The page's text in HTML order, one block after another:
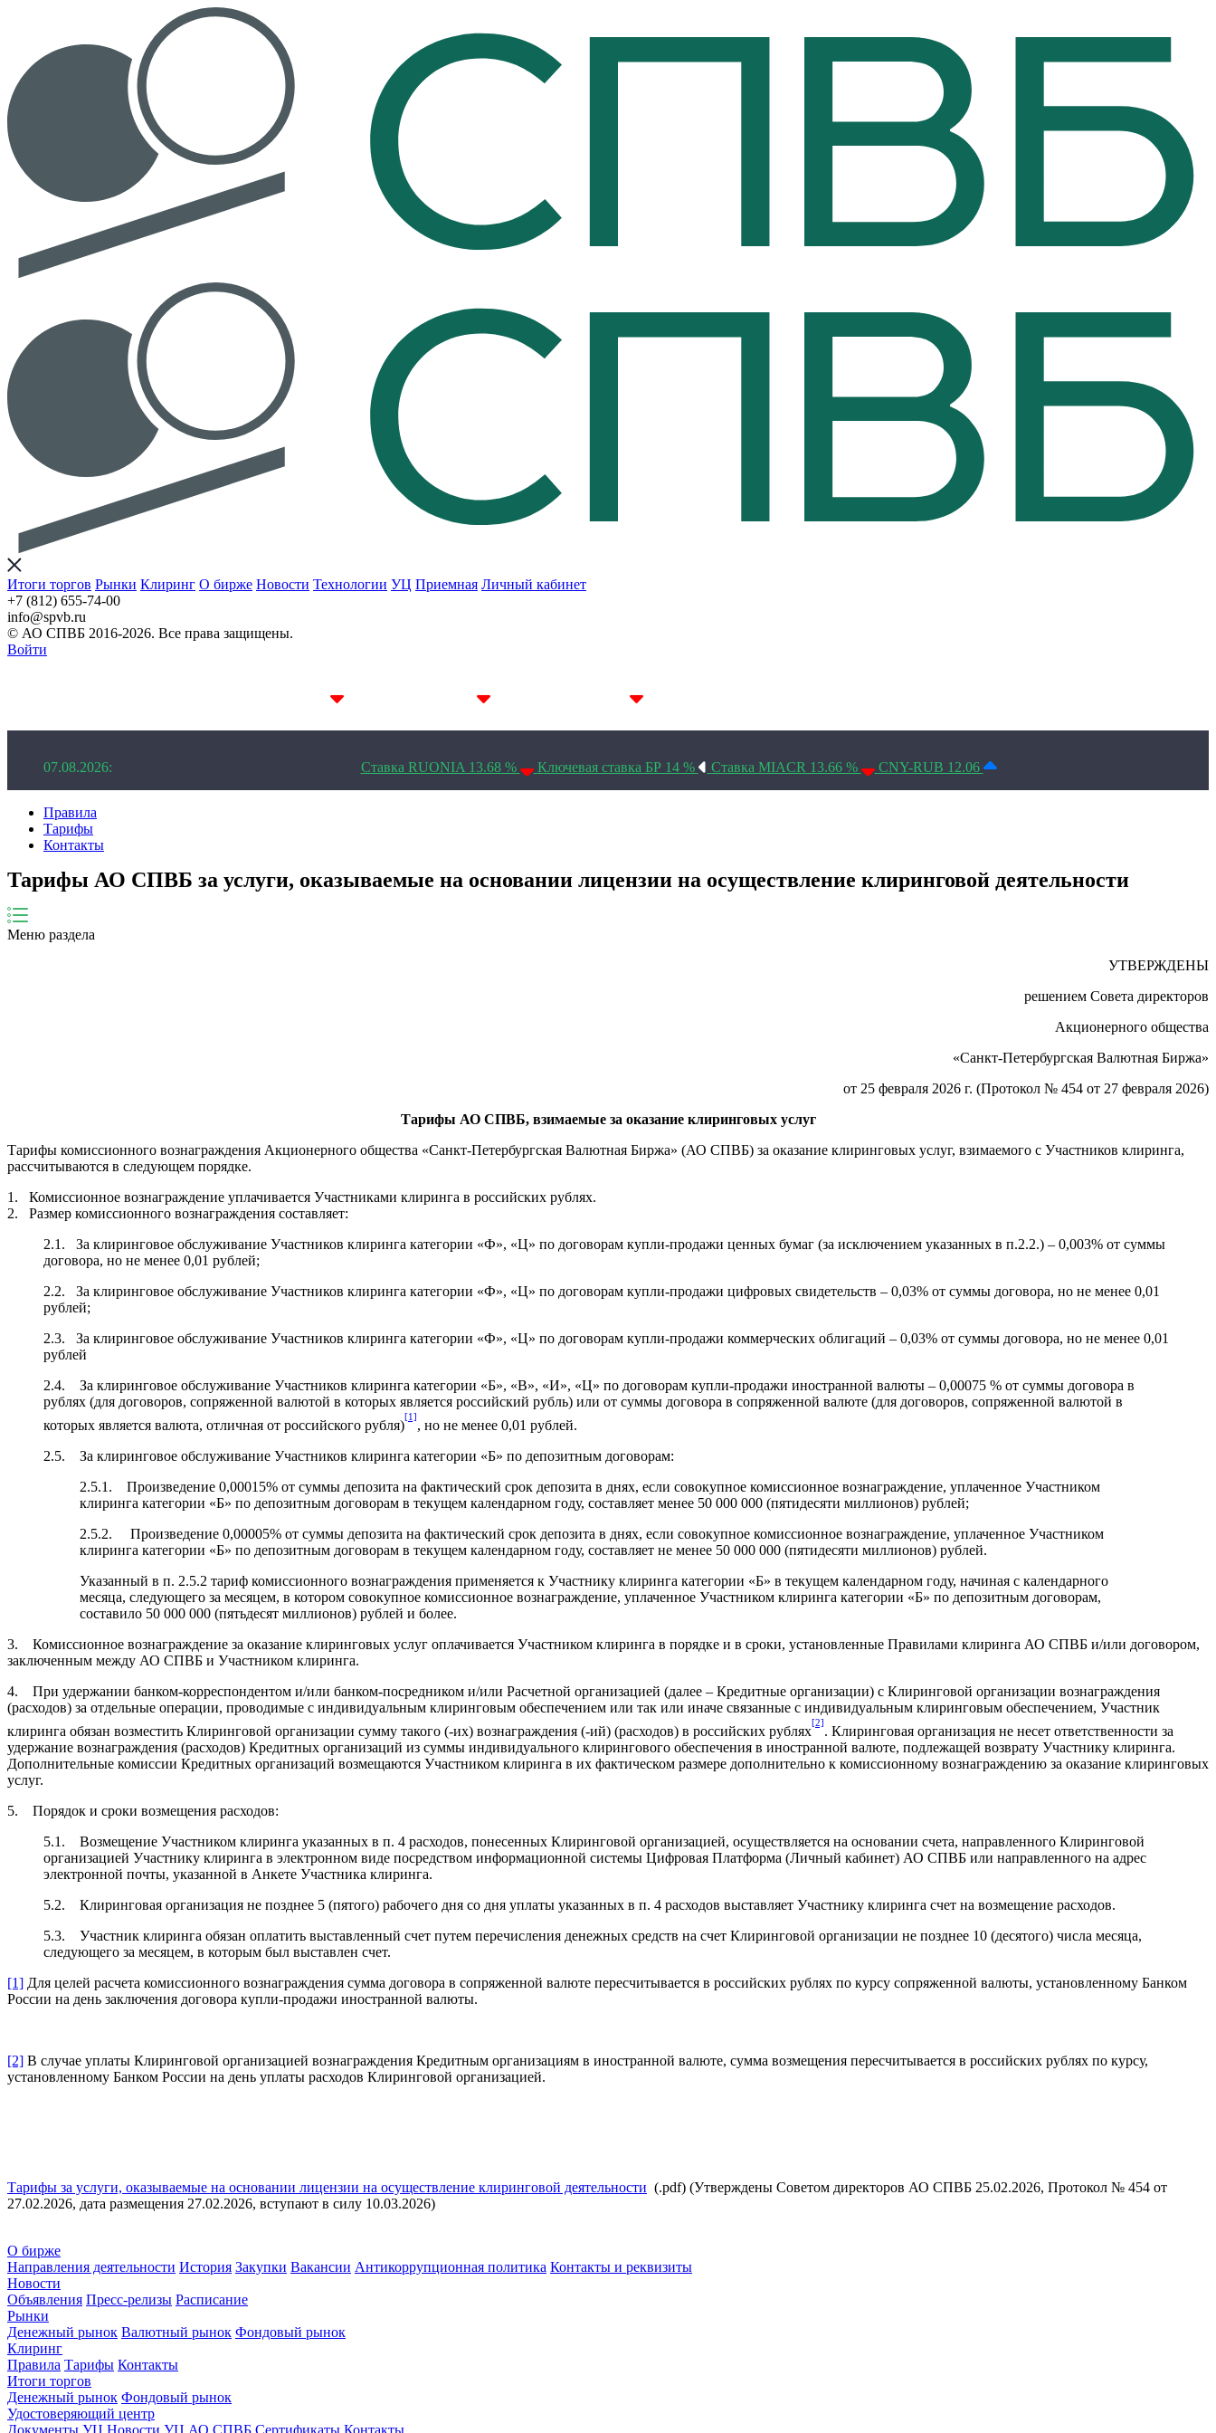
Итоги торгов Рынки Клиринг О бирже Новости Технологии УЦ Приемная Личный кабинет
+7 (812) 655-74-00
info@spvb.ru
© АО СПВБ 2016-2026. Все права защищены.
Войти
1D 14.08% 14D 14.19%
07.08.2026: Ставка RUONIA 13.68 % Ключевая ставка БР 14 % Ставка MIACR 13.66 % CNY-RUB 12.06
Правила
Тарифы
Контакты
Тарифы АО СПВБ за услуги, оказываемые на основании лицензии на осуществление клиринговой деятельности
Меню раздела
УТВЕРЖДЕНЫ
решением Совета директоров
Акционерного общества
«Санкт-Петербургская Валютная Биржа»
от 25 февраля 2026 г. (Протокол № 454 от 27 февраля 2026)
Тарифы АО СПВБ, взимаемые за оказание клиринговых услуг
Тарифы комиссионного вознаграждения Акционерного общества «Санкт-Петербургская Валютная Биржа» (АО СПВБ) за оказание клиринговых услуг, взимаемого с Участников клиринга,
рассчитываются в следующем порядке.
1. Комиссионное вознаграждение уплачивается Участниками клиринга в российских рублях.
2. Размер комиссионного вознаграждения составляет:
2.1. За клиринговое обслуживание Участников клиринга категории «Ф», «Ц» по договорам купли-продажи ценных бумаг (за исключением указанных в п.2.2.) – 0,003% от суммы
договора, но не менее 0,01 рублей;
2.2. За клиринговое обслуживание Участников клиринга категории «Ф», «Ц» по договорам купли-продажи цифровых свидетельств – 0,03% от суммы договора, но не менее 0,01
рублей;
2.3. За клиринговое обслуживание Участников клиринга категории «Ф», «Ц» по договорам купли-продажи коммерческих облигаций – 0,03% от суммы договора, но не менее 0,01
рублей
2.4. За клиринговое обслуживание Участников клиринга категории «Б», «В», «И», «Ц» по договорам купли-продажи иностранной валюты – 0,00075 % от суммы договора в
рублях (для договоров, сопряженной валютой в которых является российский рубль) или от суммы договора в сопряженной валюте (для договоров, сопряженной валютой в
которых является валюта, отличная от российского рубля)
[1]
, но не менее 0,01 рублей.
2.5. За клиринговое обслуживание Участников клиринга категории «Б» по депозитным договорам:
2.5.1. Произведение 0,00015% от суммы депозита на фактический срок депозита в днях, если совокупное комиссионное вознаграждение, уплаченное Участником
клиринга категории «Б» по депозитным договорам в текущем календарном году, составляет менее 50 000 000 (пятидесяти миллионов) рублей;
2.5.2. Произведение 0,00005% от суммы депозита на фактический срок депозита в днях, если совокупное комиссионное вознаграждение, уплаченное Участником
клиринга категории «Б» по депозитным договорам в текущем календарном году, составляет не менее 50 000 000 (пятидесяти миллионов) рублей.
Указанный в п. 2.5.2 тариф комиссионного вознаграждения применяется к Участнику клиринга категории «Б» в текущем календарном году, начиная с календарного
месяца, следующего за месяцем, в котором совокупное комиссионное вознаграждение, уплаченное Участником клиринга категории «Б» по депозитным договорам,
составило 50 000 000 (пятьдесят миллионов) рублей и более.
3. Комиссионное вознаграждение за оказание клиринговых услуг оплачивается Участником клиринга в порядке и в сроки, установленные Правилами клиринга АО СПВБ и/или договором,
заключенным между АО СПВБ и Участником клиринга.
4. При удержании банком-корреспондентом и/или банком-посредником и/или Расчетной организацией (далее – Кредитные организации) с Клиринговой организации вознаграждения
(расходов) за отдельные операции, проводимые с индивидуальным клиринговым обеспечением или так или иначе связанные с индивидуальным клиринговым обеспечением, Участник
клиринга обязан возместить Клиринговой организации сумму такого (-их) вознаграждения (-ий) (расходов) в российских рублях
[2]
. Клиринговая организация не несет ответственности за
удержание вознаграждения (расходов) Кредитных организаций из суммы индивидуального клирингового обеспечения в иностранной валюте, подлежащей возврату Участнику клиринга.
Дополнительные комиссии Кредитных организаций возмещаются Участником клиринга в их фактическом размере дополнительно к комиссионному вознаграждению за оказание клиринговых
услуг.
5. Порядок и сроки возмещения расходов:
5.1. Возмещение Участником клиринга указанных в п. 4 расходов, понесенных Клиринговой организацией, осуществляется на основании счета, направленного Клиринговой
организацией Участнику клиринга в электронном виде посредством информационной системы Цифровая Платформа (Личный кабинет) АО СПВБ или направленного на адрес
электронной почты, указанной в Анкете Участника клиринга.
5.2. Клиринговая организация не позднее 5 (пятого) рабочего дня со дня уплаты указанных в п. 4 расходов выставляет Участнику клиринга счет на возмещение расходов.
5.3. Участник клиринга обязан оплатить выставленный счет путем перечисления денежных средств на счет Клиринговой организации не позднее 10 (десятого) числа месяца,
следующего за месяцем, в которым был выставлен счет.
[1] Для целей расчета комиссионного вознаграждения сумма договора в сопряженной валюте пересчитывается в российских рублях по курсу сопряженной валюты, установленному Банком
России на день заключения договора купли-продажи иностранной валюты.
[2] В случае уплаты Клиринговой организацией вознаграждения Кредитным организациям в иностранной валюте, сумма возмещения пересчитывается в российских рублях по курсу,
установленному Банком России на день уплаты расходов Клиринговой организацией.
Тарифы за услуги, оказываемые на основании лицензии на осуществление клиринговой деятельности (.pdf) (Утверждены Советом директоров АО СПВБ 25.02.2026, Протокол № 454 от
27.02.2026, дата размещения 27.02.2026, вступают в силу 10.03.2026)
О бирже
Направления деятельности История Закупки Вакансии Антикоррупционная политика Контакты и реквизиты
Новости
Объявления Пресс-релизы Расписание
Рынки
Денежный рынок Валютный рынок Фондовый рынок
Клиринг
Правила Тарифы Контакты
Итоги торгов
Денежный рынок Фондовый рынок
Удостоверяющий центр
Документы УЦ Новости УЦ АО СПВБ Сертификаты Контакты